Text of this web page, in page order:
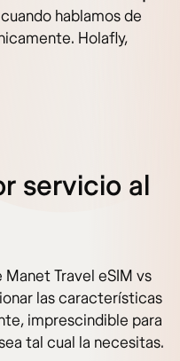
hablamos de
Holafly,
servicio al
Travel eSIM vs
las características
imprescindible para
tal cual la necesitas.